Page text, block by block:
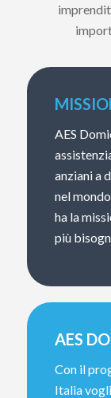
AES
anziani a
nel
ha la
più
AES
Con il
Italia